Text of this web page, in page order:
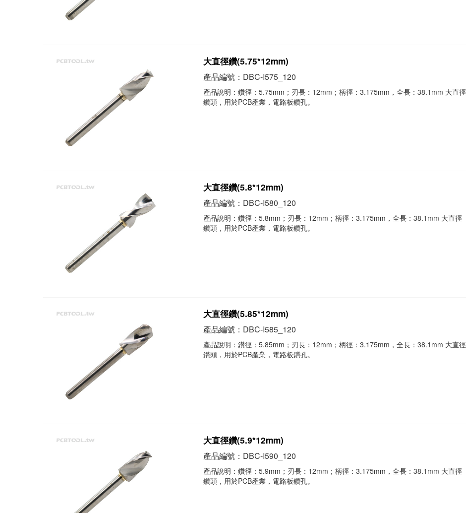
大直徑鑽(5.75*12mm)
產品編號：DBC-I575_120
產品說明：鑽徑：5.75mm；刃長：12mm；柄徑：3.175mm，全長：38.1mm 大直徑
鑽頭，用於PCB產業，電路板鑽孔。
大直徑鑽(5.8*12mm)
產品編號：DBC-I580_120
產品說明：鑽徑：5.8mm；刃長：12mm；柄徑：3.175mm，全長：38.1mm 大直徑
鑽頭，用於PCB產業，電路板鑽孔。
大直徑鑽(5.85*12mm)
產品編號：DBC-I585_120
產品說明：鑽徑：5.85mm；刃長：12mm；柄徑：3.175mm，全長：38.1mm 大直徑
鑽頭，用於PCB產業，電路板鑽孔。
大直徑鑽(5.9*12mm)
產品編號：DBC-I590_120
產品說明：鑽徑：5.9mm；刃長：12mm；柄徑：3.175mm，全長：38.1mm 大直徑
鑽頭，用於PCB產業，電路板鑽孔。